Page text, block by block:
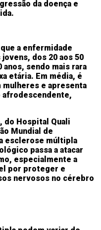
da doença e
a enfermidade
dos 20 aos 50
anos, sendo mais rara
etária. Em média, é
e apresenta
afrodescendente,
do Hospital Quali
Mundial de
esclerose múltipla
passa a atacar
especialmente a
por proteger e
nervosos no cérebro